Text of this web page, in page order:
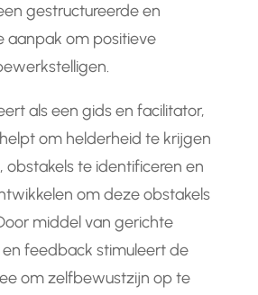
gestructureerde en
aanpak om positieve
als een gids en facilitator,
om helderheid te krijgen
obstakels te identificeren en
om deze obstakels
middel van gerichte
feedback stimuleert de
om zelfbewustzijn op te